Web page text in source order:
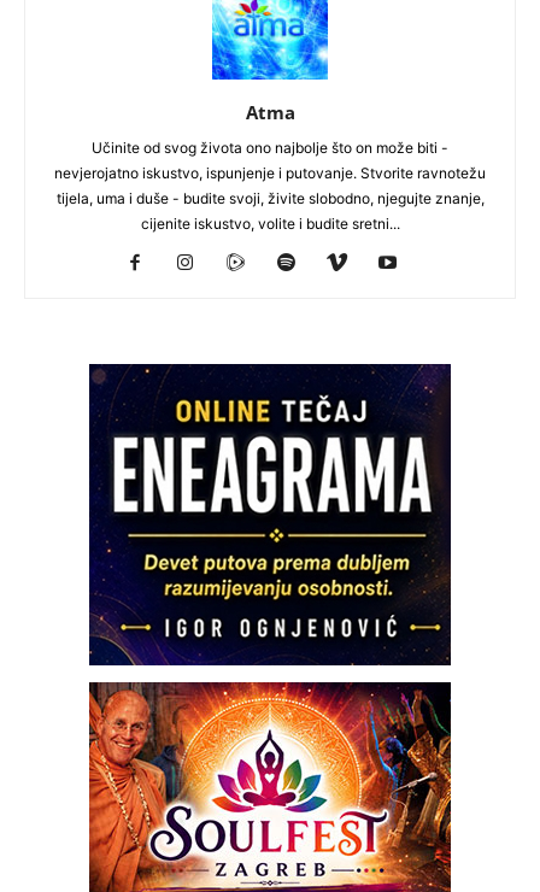
Atma
Učinite od svog života ono najbolje što on može biti -
nevjerojatno iskustvo, ispunjenje i putovanje. Stvorite ravnotežu
tijela, uma i duše - budite svoji, živite slobodno, njegujte znanje,
cijenite iskustvo, volite i budite sretni...